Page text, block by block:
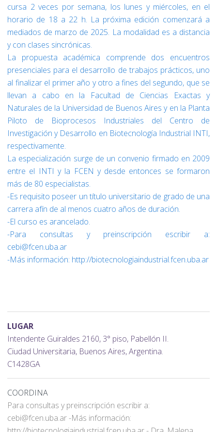
cursa 2 veces por semana, los lunes y miércoles, en el
horario de 18 a 22 h. La próxima edición comenzará a
mediados de marzo de 2025. La modalidad es a distancia
y con clases sincrónicas.
La propuesta académica comprende dos encuentros
presenciales para el desarrollo de trabajos prácticos, uno
al finalizar el primer año y otro a fines del segundo, que se
llevan a cabo en la Facultad de Ciencias Exactas y
Naturales de la Universidad de Buenos Aires y en la Planta
Piloto de Bioprocesos Industriales del Centro de
Investigación y Desarrollo en Biotecnología Industrial INTI,
respectivamente.
La especialización surge de un convenio firmado en 2009
entre el INTI y la FCEN y desde entonces se formaron
más de 80 especialistas.
-Es requisito poseer un título universitario de grado de una
carrera afín de al menos cuatro años de duración.
-El curso es arancelado.
-Para consultas y preinscripción escribir a:
cebi@fcen.uba.ar
-Más información: http://biotecnologiaindustrial.fcen.uba.ar
LUGAR
Intendente Guiraldes 2160, 3° piso, Pabellón II.
Ciudad Universitaria, Buenos Aires, Argentina.
C1428GA
COORDINA
Para consultas y preinscripción escribir a:
cebi@fcen.uba.ar -Más información: